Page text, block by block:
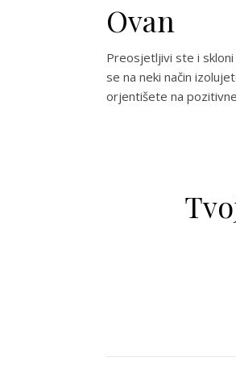
Ovan
Preosjetljivi ste i
se na neki način
orjentišete na